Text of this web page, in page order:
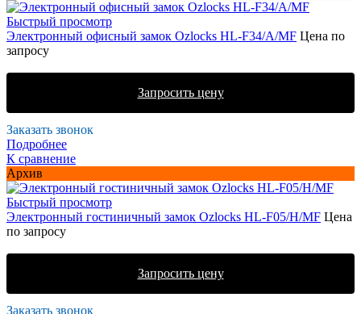
Быстрый просмотр
Электронный офисный замок Ozlocks HL-F34/A/MF Цена по
запросу
Запросить цену
Заказать звонок
Подробнее
К сравнение
Архив
Быстрый просмотр
Электронный гостиничный замок Ozlocks HL-F05/H/MF Цена
по запросу
Запросить цену
Заказать звонок